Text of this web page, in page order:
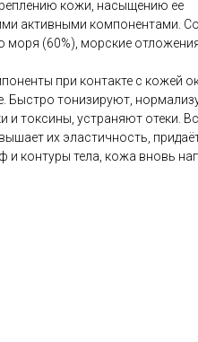
кожи, насыщению ее
активными компонентами.
(60%), морские
при контакте с кожей
Быстро тонизируют,
токсины, устраняют отеки.
их эластичность,
и контуры тела, кожа вновь